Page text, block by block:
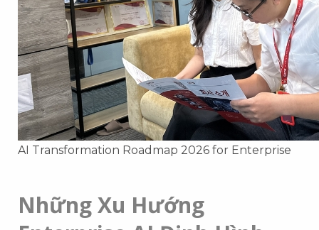
AI Transformation Roadmap 2026 for Enterprise
Những Xu Hướng